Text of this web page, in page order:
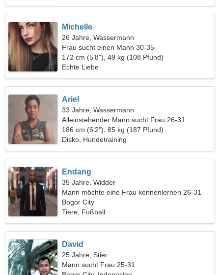
Michelle
26 Jahre, Wassermann
Frau sucht einen Mann 30-35
172 cm (5'8"), 49 kg (108 Pfund)
Echte Liebe
Ariel
33 Jahre, Wassermann
Alleinstehender Mann sucht Frau 26-31
186 cm (6'2"), 85 kg (187 Pfund)
Disko, Hundetraining
Endang
35 Jahre, Widder
Mann möchte eine Frau kennenlernen 26-31
Bogor City
Tiere, Fußball
David
25 Jahre, Stier
Mann sucht Frau 25-31